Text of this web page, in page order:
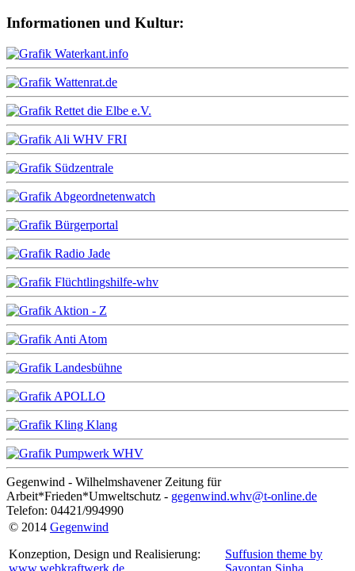
Informationen und Kultur:
Gegenwind - Wilhelmshavener Zeitung für
Arbeit*Frieden*Umweltschutz - gegenwind.whv@t-online.de
Telefon: 04421/994990
© 2014 Gegenwind
Konzeption, Design und Realisierung:
www.webkraftwerk.de
Suffusion theme by
Sayontan Sinha